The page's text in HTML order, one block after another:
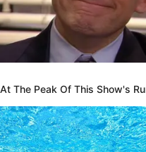
kislányomra, és a
Sophie, Lily és Grace
mindegyikük egy
– évek teltek el
várakozással és imákkal.
The Peak Of This Show's